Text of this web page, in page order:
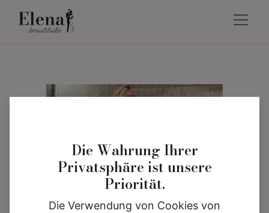
Die Wahrung Ihrer
Privatsphäre ist unsere
Priorität.
Die Verwendung von Cookies von